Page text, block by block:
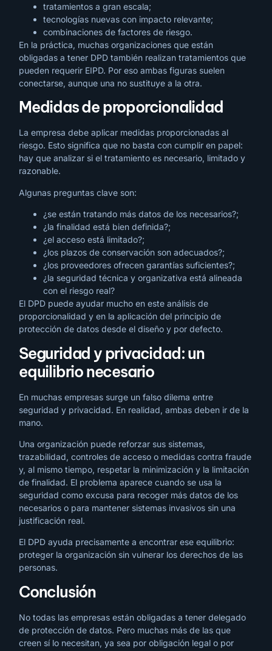
tratamientos a gran escala;
tecnologías nuevas con impacto relevante;
combinaciones de factores de riesgo.
En la práctica, muchas organizaciones que están
obligadas a tener DPD también realizan tratamientos que
pueden requerir EIPD. Por eso ambas figuras suelen
conectarse, aunque una no sustituye a la otra.
Medidas de proporcionalidad
La empresa debe aplicar medidas proporcionadas al
riesgo. Esto significa que no basta con cumplir en papel:
hay que analizar si el tratamiento es necesario, limitado y
razonable.
Algunas preguntas clave son:
¿se están tratando más datos de los necesarios?;
¿la finalidad está bien definida?;
¿el acceso está limitado?;
¿los plazos de conservación son adecuados?;
¿los proveedores ofrecen garantías suficientes?;
¿la seguridad técnica y organizativa está alineada
con el riesgo real?
El DPD puede ayudar mucho en este análisis de
proporcionalidad y en la aplicación del principio de
protección de datos desde el diseño y por defecto.
Seguridad y privacidad: un
equilibrio necesario
En muchas empresas surge un falso dilema entre
seguridad y privacidad. En realidad, ambas deben ir de la
mano.
Una organización puede reforzar sus sistemas,
trazabilidad, controles de acceso o medidas contra fraude
y, al mismo tiempo, respetar la minimización y la limitación
de finalidad. El problema aparece cuando se usa la
seguridad como excusa para recoger más datos de los
necesarios o para mantener sistemas invasivos sin una
justificación real.
El DPD ayuda precisamente a encontrar ese equilibrio:
proteger la organización sin vulnerar los derechos de las
personas.
Conclusión
No todas las empresas están obligadas a tener delegado
de protección de datos. Pero muchas más de las que
creen sí lo necesitan, ya sea por obligación legal o por